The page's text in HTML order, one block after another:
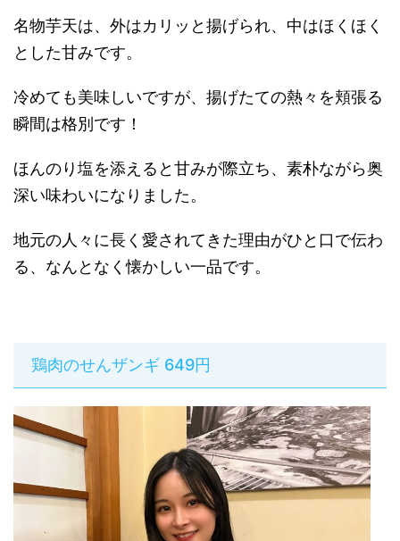
名物芋天は、外はカリッと揚げられ、中はほくほく
とした甘みです。
冷めても美味しいですが、揚げたての熱々を頬張る
瞬間は格別です！
ほんのり塩を添えると甘みが際立ち、素朴ながら奥
深い味わいになりました。
地元の人々に長く愛されてきた理由がひと口で伝わ
る、なんとなく懐かしい一品です。
鶏肉のせんザンギ 649円